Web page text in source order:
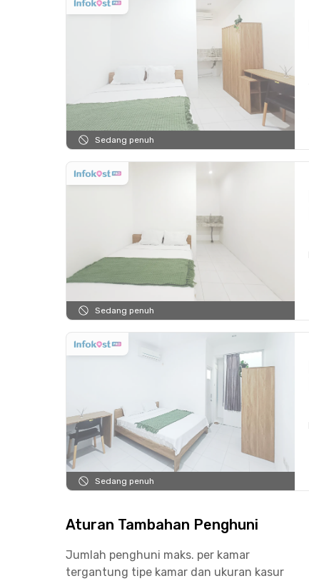
Sedang penuh
Sedang penuh
Sedang penuh
Aturan Tambahan Penghuni
Jumlah penghuni maks. per kamar
tergantung tipe kamar dan ukuran kasur